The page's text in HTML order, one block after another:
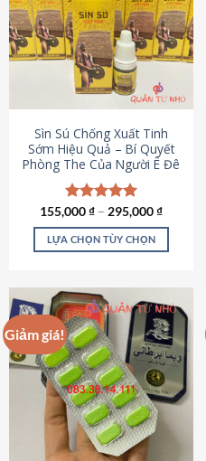
Sìn Sú Chống Xuất Tinh
Sớm Hiệu Quả – Bí Quyết
Phòng The Của Người Ê Đê
Được xếp
hạng4.95
5 sao
155,000₫ – 295,000₫
LỰA CHỌN TÙY CHỌN
này
có
nhiều
biến
thể.
Các
tùy
chọn
có
Giảm giá!